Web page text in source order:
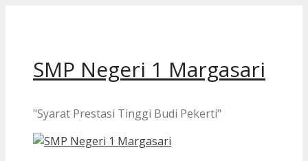
SMP Negeri 1 Margasari
"Syarat Prestasi Tinggi Budi Pekerti"